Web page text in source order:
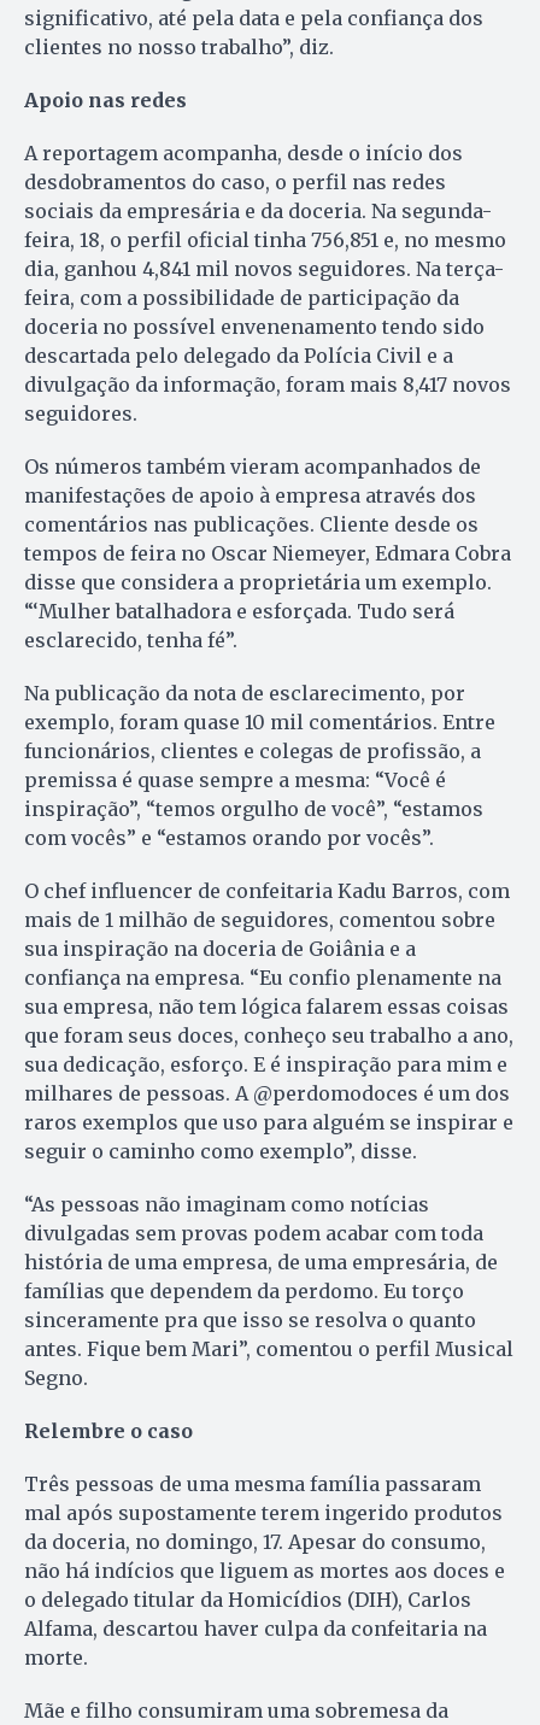
significativo, até pela data e pela confiança dos
clientes no nosso trabalho”, diz.
Apoio nas redes
A reportagem acompanha, desde o início dos
desdobramentos do caso, o perfil nas redes
sociais da empresária e da doceria. Na segunda-
feira, 18, o perfil oficial tinha 756,851 e, no mesmo
dia, ganhou 4,841 mil novos seguidores. Na terça-
feira, com a possibilidade de participação da
doceria no possível envenenamento tendo sido
descartada pelo delegado da Polícia Civil e a
divulgação da informação, foram mais 8,417 novos
seguidores.
Os números também vieram acompanhados de
manifestações de apoio à empresa através dos
comentários nas publicações. Cliente desde os
tempos de feira no Oscar Niemeyer, Edmara Cobra
disse que considera a proprietária um exemplo.
“‘Mulher batalhadora e esforçada. Tudo será
esclarecido, tenha fé”.
Na publicação da nota de esclarecimento, por
exemplo, foram quase 10 mil comentários. Entre
funcionários, clientes e colegas de profissão, a
premissa é quase sempre a mesma: “Você é
inspiração”, “temos orgulho de você”, “estamos
com vocês” e “estamos orando por vocês”.
O chef influencer de confeitaria Kadu Barros, com
mais de 1 milhão de seguidores, comentou sobre
sua inspiração na doceria de Goiânia e a
confiança na empresa. “Eu confio plenamente na
sua empresa, não tem lógica falarem essas coisas
que foram seus doces, conheço seu trabalho a ano,
sua dedicação, esforço. E é inspiração para mim e
milhares de pessoas. A @perdomodoces é um dos
raros exemplos que uso para alguém se inspirar e
seguir o caminho como exemplo”, disse.
“As pessoas não imaginam como notícias
divulgadas sem provas podem acabar com toda
história de uma empresa, de uma empresária, de
famílias que dependem da perdomo. Eu torço
sinceramente pra que isso se resolva o quanto
antes. Fique bem Mari”, comentou o perfil Musical
Segno.
Relembre o caso
Três pessoas de uma mesma família passaram
mal após supostamente terem ingerido produtos
da doceria, no domingo, 17. Apesar do consumo,
não há indícios que liguem as mortes aos doces e
o delegado titular da Homicídios (DIH), Carlos
Alfama, descartou haver culpa da confeitaria na
morte.
Mãe e filho consumiram uma sobremesa da